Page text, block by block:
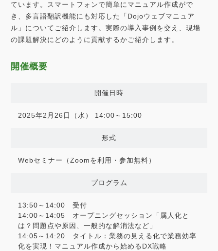
ています。スマートフォンで簡単にマニュアル作成がで
き、多言語翻訳機能にも対応した「Dojoウェブマニュア
ル」についてご紹介します。実際の導入事例を交え、現場
の課題解決にどのように貢献するかご紹介します。
開催概要
開催日時
2025年2月26日（水） 14:00～15:00
形式
Webセミナー（Zoomを利用・参加無料）
プログラム
13:50～14:00 受付
14:00～14:05 オープニングセッション「属人化と
は？問題点や原因、一般的な解消法など」
14:05～14:20 タイトル：業務の見える化で業務効率
化を実現！マニュアル作成から始めるDX戦略